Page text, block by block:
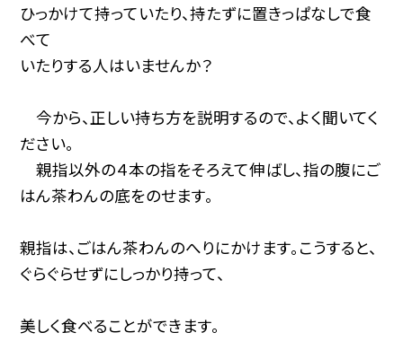
ひっかけて持っていたり、持たずに置きっぱなしで食
べて
いたりする人はいませんか？
今から、正しい持ち方を説明するので、よく聞いてく
ださい。
親指以外の４本の指をそろえて伸ばし、指の腹にご
はん茶わんの底をのせます。
親指は、ごはん茶わんのへりにかけます。こうすると、
ぐらぐらせずにしっかり持って、
美しく食べることができます。